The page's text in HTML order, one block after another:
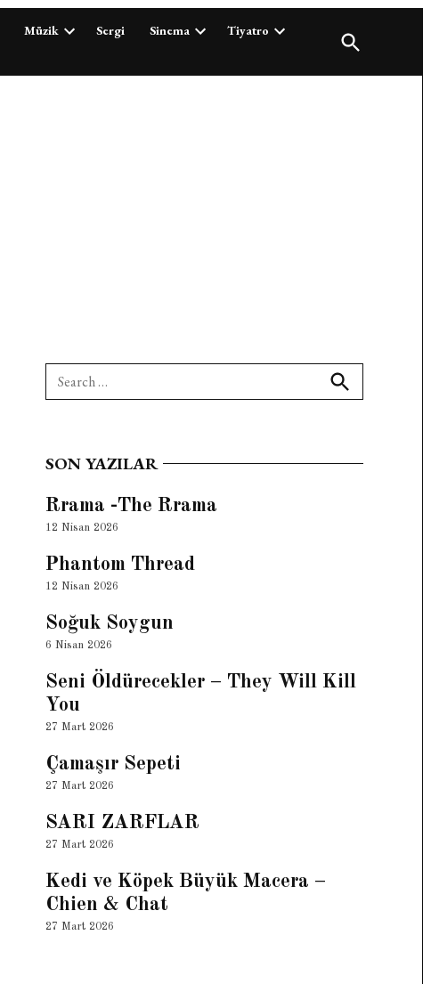
Müzik Sergi Sinema
Tiyatro
Open
Search
Search
for:
Search
SON YAZILAR
Rrama -The Rrama
12 Nisan 2026
Phantom Thread
12 Nisan 2026
Soğuk Soygun
6 Nisan 2026
Seni Öldürecekler – They Will Kill
You
27 Mart 2026
Çamaşır Sepeti
27 Mart 2026
SARI ZARFLAR
27 Mart 2026
Kedi ve Köpek Büyük Macera –
Chien & Chat
27 Mart 2026